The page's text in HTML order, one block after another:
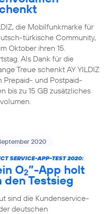
die Mobilfunkmarke für
türkische Community,
Oktober ihren 15.
Als Dank für die
Treue schenkt AY YILDIZ
Prepaid- und Postpaid-
bis zu 15 GB zusätzliches
2020
SERVICE-APP-TEST 2020:
O2”-App holt
den Testsieg
sind die Kundenservice-
deutschen